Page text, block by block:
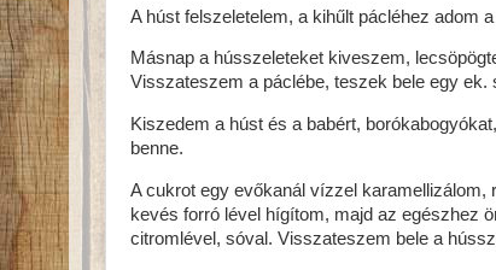
A húst felszeletelem, a kihűlt pácléhez adom
Másnap a hússzeleteket kiveszem,
Visszateszem a páclébe, teszek bele egy
Kiszedem a húst és a babért,
benne.
A cukrot egy evőkanál vízzel karamellizálom,
kevés forró lével hígítom, majd az egészhez
citromlével, sóval. Visszateszem bele a